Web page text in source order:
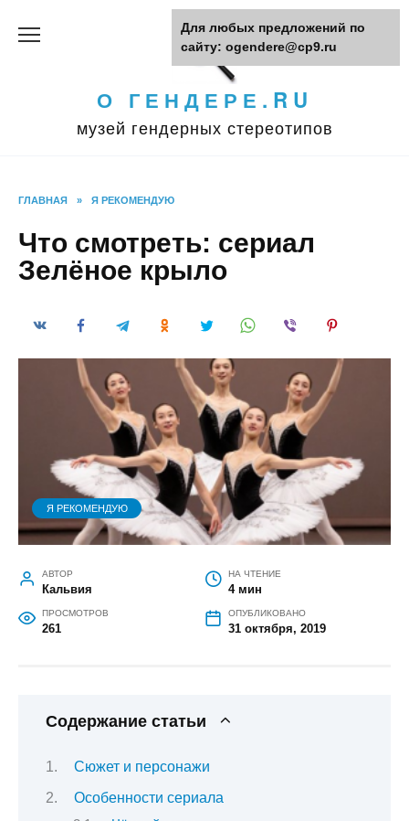
О ГЕНДЕРЕ.RU
музей гендерных стереотипов
ГЛАВНАЯ » Я РЕКОМЕНДУЮ
Что смотреть: сериал
Зелёное крыло
Я РЕКОМЕНДУЮ
АВТОР
Кальвия
НА ЧТЕНИЕ
4 мин
ПРОСМОТРОВ
261
ОПУБЛИКОВАНО
31 октября, 2019
Содержание статьи
Сюжет и персонажи
Особенности сериала
Для любых предложений по
сайту: ogendere@cp9.ru